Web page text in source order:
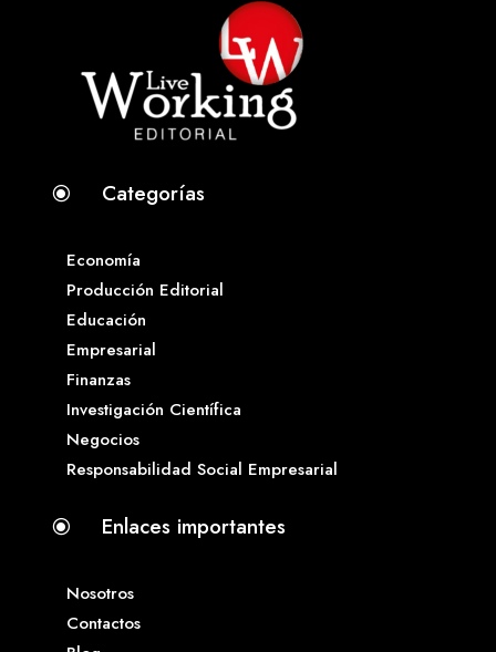
\ Categorías
Economía
Producción Editorial
Educación
Empresarial
Finanzas
Investigación Científica
Negocios
Responsabilidad Social Empresarial
\ Enlaces importantes
Nosotros
Contactos